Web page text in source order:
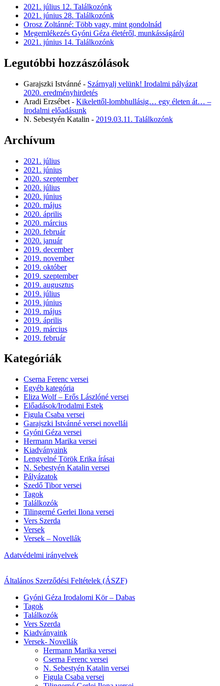
2021. július 12. Találkozónk
2021. június 28. Találkozónk
Orosz Zoltánné: Több vagy, mint gondolnád
Megemlékezés Gyóni Géza életéről, munkásságáról
2021. június 14. Találkozónk
Legutóbbi hozzászólások
Garajszki Istvánné - Szárnyalj velünk! Irodalmi pályázat
2020. eredményhirdetés
Aradi Erzsébet - Kikelettől-lombhullásig… egy életen át… –
Irodalmi előadásunk
N. Sebestyén Katalin - 2019.03.11. Találkozónk
Archívum
2021. július
2021. június
2020. szeptember
2020. július
2020. június
2020. május
2020. április
2020. március
2020. február
2020. január
2019. december
2019. november
2019. október
2019. szeptember
2019. augusztus
2019. július
2019. június
2019. május
2019. április
2019. március
2019. február
Kategóriák
Cserna Ferenc versei
Egyéb kategória
Eliza Wolf – Erős Lászlóné versei
Előadások/Irodalmi Estek
Figula Csaba versei
Garajszki Istvánné versei novellái
Gyóni Géza versei
Hermann Marika versei
Kiadványaink
Lengyelné Török Erika írásai
N. Sebestyén Katalin versei
Pályázatok
Szedő Tibor versei
Tagok
Találkozók
Tilingerné Gerlei Ilona versei
Vers Szerda
Versek
Versek – Novellák
Adatvédelmi irányelvek
Általános Szerződési Feltételek (ÁSZF)
Gyóni Géza Irodalomi Kör – Dabas
Tagok
Találkozók
Vers Szerda
Kiadványaink
Versek- Novellák
Hermann Marika versei
Cserna Ferenc versei
N. Sebestyén Katalin versei
Figula Csaba versei